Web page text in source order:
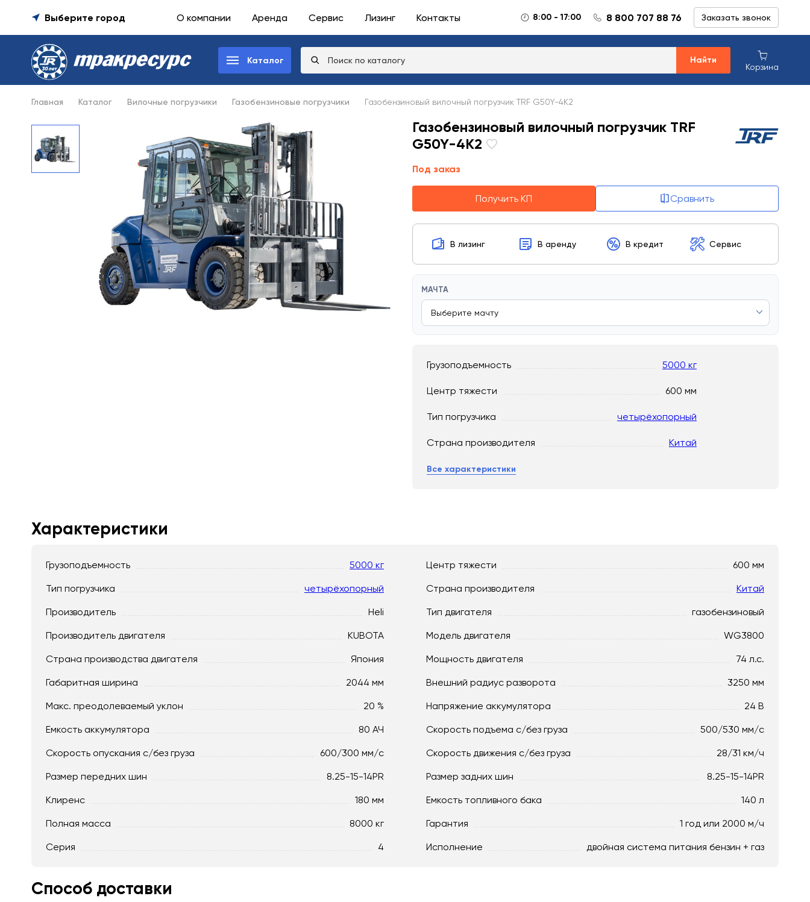
Выберите город О компании Аренда Сервис Лизинг Контакты 8:00 - 17:00 8 800 707 88 76 Заказать звонок
Каталог Найти
Корзина
Главная Каталог Вилочные погрузчики Газобензиновые погрузчики Газобензиновый вилочный погрузчик TRF G50Y-4K2
Газобензиновый вилочный погрузчик TRF
G50Y-4K2
Под заказ
Получить КП Сравнить
В лизинг В аренду В кредит Сервис
МАЧТА
Грузоподъемность 5000 кг
Центр тяжести 600 мм
Тип погрузчика четырёхопорный
Страна производителя Китай
Все характеристики
Характеристики
Грузоподъемность 5000 кг Центр тяжести 600 мм
Тип погрузчика четырёхопорный Страна производителя Китай
Производитель Heli Тип двигателя газобензиновый
Производитель двигателя KUBOTA Модель двигателя WG3800
Страна производства двигателя Япония Мощность двигателя 74 л.с.
Габаритная ширина 2044 мм Внешний радиус разворота 3250 мм
Макс. преодолеваемый уклон 20 % Напряжение аккумулятора 24 В
Емкость аккумулятора 80 АЧ Скорость подъема с/без груза 500/530 мм/с
Скорость опускания c/без груза 600/300 мм/с Скорость движения c/без груза 28/31 км/ч
Размер передних шин 8.25-15-14PR Размер задних шин 8.25-15-14PR
Клиренс 180 мм Емкость топливного бака 140 л
Полная масса 8000 кг Гарантия 1 год или 2000 м/ч
Серия 4 Исполнение двойная система питания бензин + газ
Способ доставки